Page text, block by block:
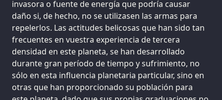
invasora o fuente de energía que podría causar
daño si, de hecho, no se utilizasen las armas para
repelerlos. Las actitudes belicosas que han sido tan
frecuentes en vuestra experiencia de tercera
densidad en este planeta, se han desarrollado
durante gran período de tiempo y sufrimiento, no
sólo en esta influencia planetaria particular, sino en
otras que han proporcionado su población para